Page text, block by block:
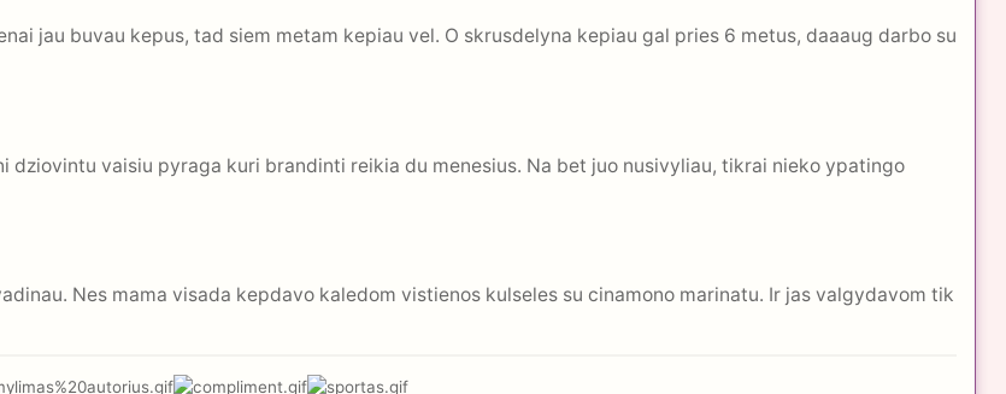
jau buvau kepus, tad siem metam kepiau vel. O skrusdelyna kepiau gal pries 6 metus, daaaug darbo su
dziovintu vaisiu pyraga kuri brandinti reikia du menesius. Na bet juo nusivyliau, tikrai nieko ypatingo
Nes mama visada kepdavo kaledom vistienos kulseles su cinamono marinatu. Ir jas valgydavom tik